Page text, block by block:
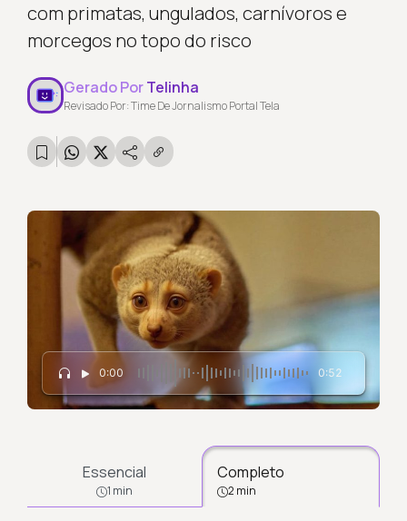
com primatas, ungulados, carnívoros e
morcegos no topo do risco
Gerado PorTelinha
Revisado Por: Time De Jornalismo Portal Tela
0:00 0:52
Essencial
1 min
Completo
2 min